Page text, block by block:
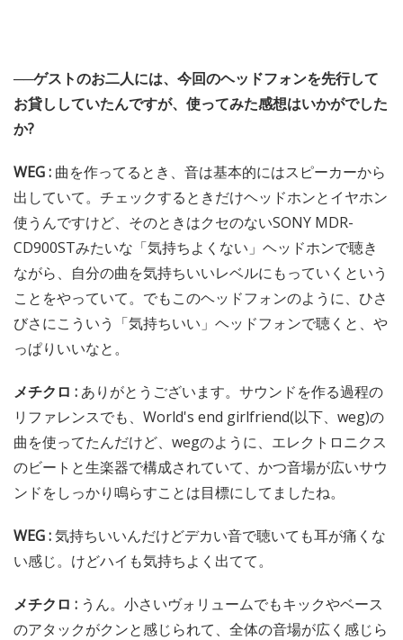
──ゲストのお二人には、今回のヘッドフォンを先行して
お貸ししていたんですが、使ってみた感想はいかがでした
か?
WEG : 曲を作ってるとき、音は基本的にはスピーカーから
出していて。チェックするときだけヘッドホンとイヤホン
使うんですけど、そのときはクセのないSONY MDR-
CD900STみたいな「気持ちよくない」ヘッドホンで聴き
ながら、自分の曲を気持ちいいレベルにもっていくという
ことをやっていて。でもこのヘッドフォンのように、ひさ
びさにこういう「気持ちいい」ヘッドフォンで聴くと、や
っぱりいいなと。
メチクロ : ありがとうございます。サウンドを作る過程の
リファレンスでも、World's end girlfriend(以下、weg)の
曲を使ってたんだけど、wegのように、エレクトロニクス
のビートと生楽器で構成されていて、かつ音場が広いサウ
ンドをしっかり鳴らすことは目標にしてましたね。
WEG :気持ちいいんだけどデカい音で聴いても耳が痛くな
い感じ。けどハイも気持ちよく出てて。
メチクロ : うん。小さいヴォリュームでもキックやベース
のアタックがクンと感じられて、全体の音場が広く感じら